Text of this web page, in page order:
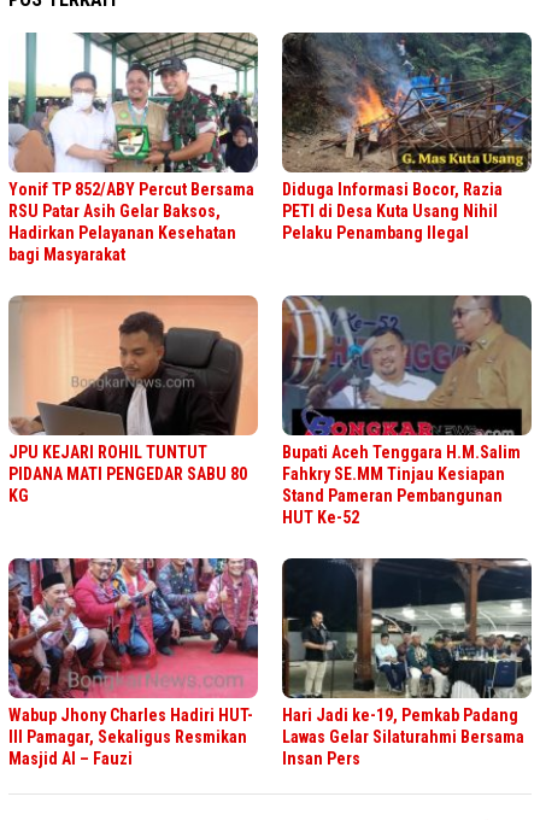
Yonif TP 852/ABY Percut Bersama
RSU Patar Asih Gelar Baksos,
Hadirkan Pelayanan Kesehatan
bagi Masyarakat
Diduga Informasi Bocor, Razia
PETI di Desa Kuta Usang Nihil
Pelaku Penambang Ilegal
JPU KEJARI ROHIL TUNTUT
PIDANA MATI PENGEDAR SABU 80
KG
Bupati Aceh Tenggara H.M.Salim
Fahkry SE.MM Tinjau Kesiapan
Stand Pameran Pembangunan
HUT Ke-52
Wabup Jhony Charles Hadiri HUT-
III Pamagar, Sekaligus Resmikan
Masjid Al – Fauzi
Hari Jadi ke-19, Pemkab Padang
Lawas Gelar Silaturahmi Bersama
Insan Pers